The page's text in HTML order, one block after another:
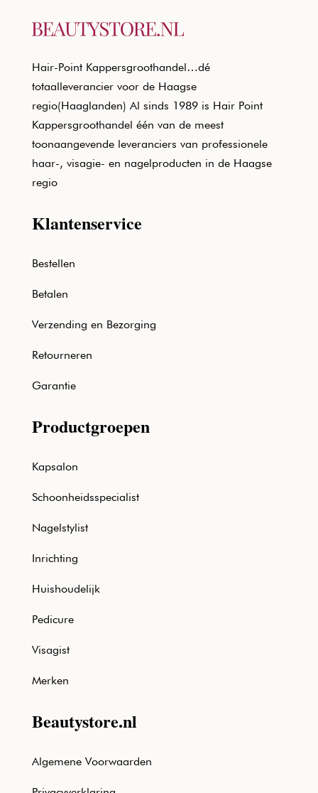
Hair-Point Kappersgroothandel…dé
totaalleverancier voor de Haagse
regio(Haaglanden) Al sinds 1989 is Hair Point
Kappersgroothandel één van de meest
toonaangevende leveranciers van professionele
haar-, visagie- en nagelproducten in de Haagse
regio
Klantenservice
Bestellen
Betalen
Verzending en Bezorging
Retourneren
Garantie
Productgroepen
Kapsalon
Schoonheidsspecialist
Nagelstylist
Inrichting
Huishoudelijk
Pedicure
Visagist
Merken
Beautystore.nl
Algemene Voorwaarden